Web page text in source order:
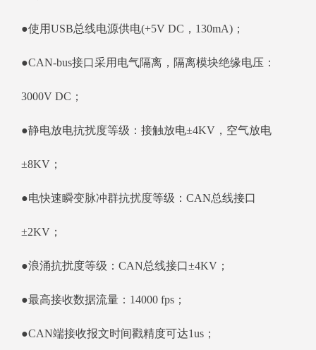
●使用USB总线电源供电(+5V DC，130mA)；
●CAN-bus接口采用电气隔离，隔离模块绝缘电压：
3000V DC；
●静电放电抗扰度等级：接触放电±4KV，空气放电
±8KV；
●电快速瞬变脉冲群抗扰度等级：CAN总线接口
±2KV；
●浪涌抗扰度等级：CAN总线接口±4KV；
●最高接收数据流量：14000 fps；
●CAN端接收报文时间戳精度可达1us；